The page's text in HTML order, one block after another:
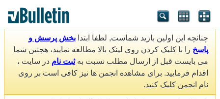
چنانچه این اولین بازید شماست, لطفا ابتدا بخش پرسش و
پاسخ را با کلیک کردن روی لینک بالا مطالعه نمایید، هچنین شما
می بایست قبل از ارسال مطلب نسبت بهثبت نام در سایت ،
اقدام فرمایید. برای مشاهده انجمن ها نیز کافی است بر روی
نام انجمن کلیک کنید.